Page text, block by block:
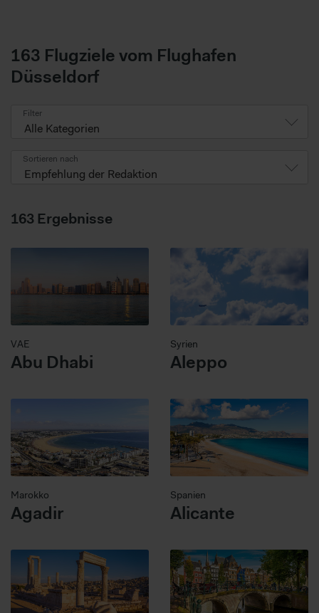
163 Flugziele vom Flughafen
Düsseldorf
Filter
Alle Kategorien
Sortieren nach
Empfehlung der Redaktion
163 Ergebnisse
VAE
Abu Dhabi
Syrien
Aleppo
Marokko
Agadir
Spanien
Alicante